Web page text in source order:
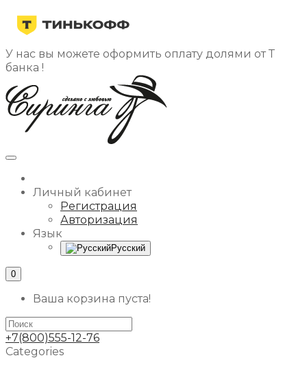
У нас вы можете оформить оплату долями от Т
банка !
Личный кабинет
Регистрация
Авторизация
Язык
Русский
0
Ваша корзина пуста!
+7(800)555-12-76
Categories